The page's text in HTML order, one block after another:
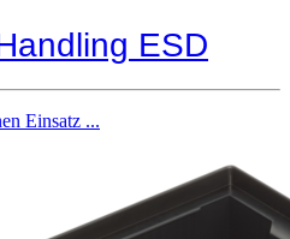
ESD
Einsatz ...